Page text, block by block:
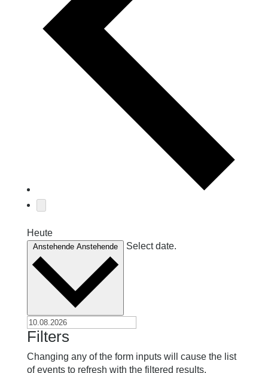
Heute
Anstehende Anstehende Select date.
Filters
Changing any of the form inputs will cause the list
of events to refresh with the filtered results.